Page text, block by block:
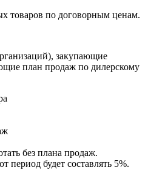
товаров по договорным ценам.
закупающие
план продаж по дилерскому
без плана продаж.
период будет составлять 5%.